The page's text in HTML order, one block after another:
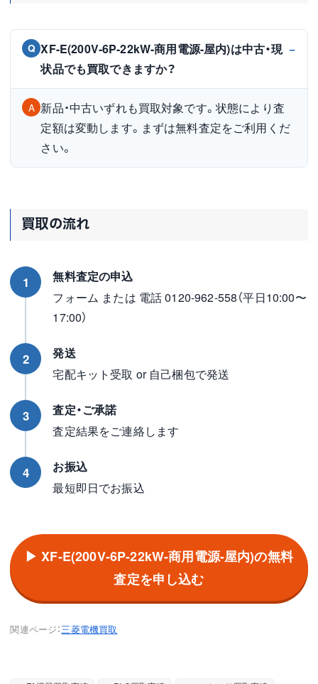
Q XF-E(200V-6P-22kW-商用電源-屋内)は中古・現
状品でも買取できますか？
A 新品・中古いずれも買取対象です。状態により査
定額は変動します。まずは無料査定をご利用くだ
さい。
買取の流れ
1
無料査定の申込
フォーム または 電話 0120-962-558（平日10:00〜
17:00）
2
発送
宅配キット受取 or 自己梱包で発送
3
査定・ご承諾
査定結果をご連絡します
4
お振込
最短即日でお振込
▶ XF-E(200V-6P-22kW-商用電源-屋内)の無料
査定を申し込む
関連ページ：三菱電機買取